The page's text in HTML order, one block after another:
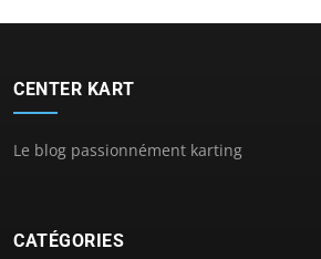
CENTER KART
Le blog passionnément karting
CATÉGORIES